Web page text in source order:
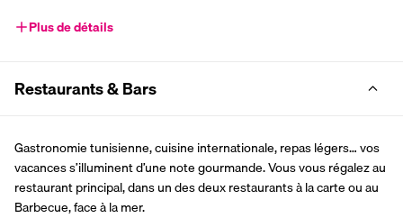
Plus de détails
Restaurants & Bars
Gastronomie tunisienne, cuisine internationale, repas légers… vos
vacances s’illuminent d’une note gourmande. Vous vous régalez au
restaurant principal, dans un des deux restaurants à la carte ou au
Barbecue, face à la mer.